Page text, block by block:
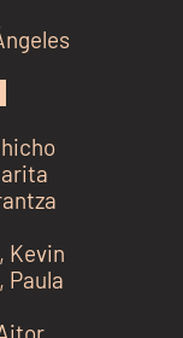
Kevin
Paula